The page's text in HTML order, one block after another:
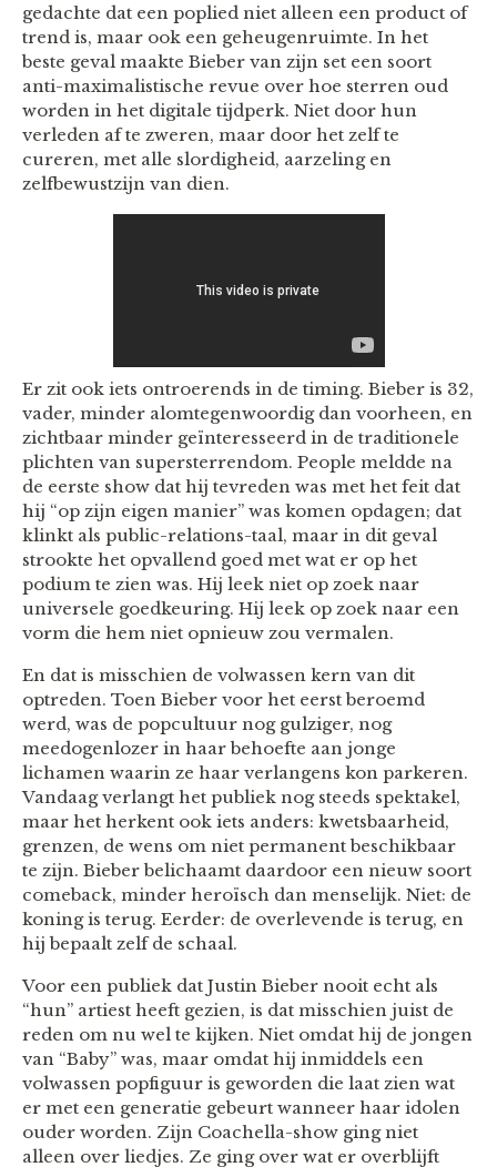
gedachte dat een poplied niet alleen een product of
trend is, maar ook een geheugenruimte. In het
beste geval maakte Bieber van zijn set een soort
anti-maximalistische revue over hoe sterren oud
worden in het digitale tijdperk. Niet door hun
verleden af te zweren, maar door het zelf te
cureren, met alle slordigheid, aarzeling en
zelfbewustzijn van dien.
Er zit ook iets ontroerends in de timing. Bieber is 32,
vader, minder alomtegenwoordig dan voorheen, en
zichtbaar minder geïnteresseerd in de traditionele
plichten van supersterrendom. People meldde na
de eerste show dat hij tevreden was met het feit dat
hij “op zijn eigen manier” was komen opdagen; dat
klinkt als public-relations-taal, maar in dit geval
strookte het opvallend goed met wat er op het
podium te zien was. Hij leek niet op zoek naar
universele goedkeuring. Hij leek op zoek naar een
vorm die hem niet opnieuw zou vermalen.
En dat is misschien de volwassen kern van dit
optreden. Toen Bieber voor het eerst beroemd
werd, was de popcultuur nog gulziger, nog
meedogenlozer in haar behoefte aan jonge
lichamen waarin ze haar verlangens kon parkeren.
Vandaag verlangt het publiek nog steeds spektakel,
maar het herkent ook iets anders: kwetsbaarheid,
grenzen, de wens om niet permanent beschikbaar
te zijn. Bieber belichaamt daardoor een nieuw soort
comeback, minder heroïsch dan menselijk. Niet: de
koning is terug. Eerder: de overlevende is terug, en
hij bepaalt zelf de schaal.
Voor een publiek dat Justin Bieber nooit echt als
“hun” artiest heeft gezien, is dat misschien juist de
reden om nu wel te kijken. Niet omdat hij de jongen
van “Baby” was, maar omdat hij inmiddels een
volwassen popfiguur is geworden die laat zien wat
er met een generatie gebeurt wanneer haar idolen
ouder worden. Zijn Coachella-show ging niet
alleen over liedjes. Ze ging over wat er overblijft